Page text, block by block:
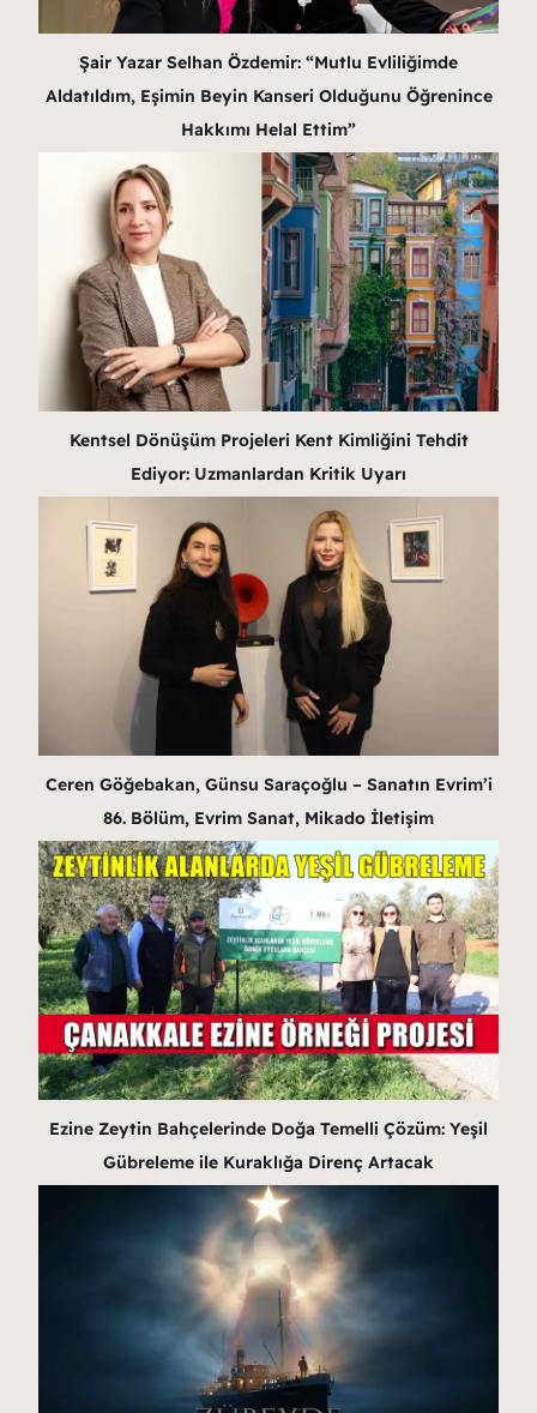
Şair Yazar Selhan Özdemir: “Mutlu Evliliğimde
Aldatıldım, Eşimin Beyin Kanseri Olduğunu Öğrenince
Hakkımı Helal Ettim”
Kentsel Dönüşüm Projeleri Kent Kimliğini Tehdit
Ediyor: Uzmanlardan Kritik Uyarı
Ceren Göğebakan, Günsu Saraçoğlu – Sanatın Evrim’i
86. Bölüm, Evrim Sanat, Mikado İletişim
Ezine Zeytin Bahçelerinde Doğa Temelli Çözüm: Yeşil
Gübreleme ile Kuraklığa Direnç Artacak